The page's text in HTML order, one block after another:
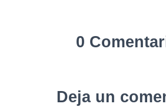
0
Deja un